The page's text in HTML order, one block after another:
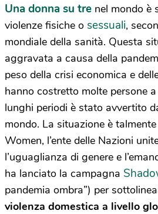
Una donna su tre nel mondo è
violenze fisiche o sessuali,
mondiale della sanità. Questa
aggravata a causa della
peso della crisi economica e
hanno costretto molte persone
lunghi periodi è stato avvertito
mondo. La situazione è
Women, l’ente delle Nazioni
l’uguaglianza di genere e
ha lanciato la campagna
pandemia ombra”) per
violenza domestica a livello